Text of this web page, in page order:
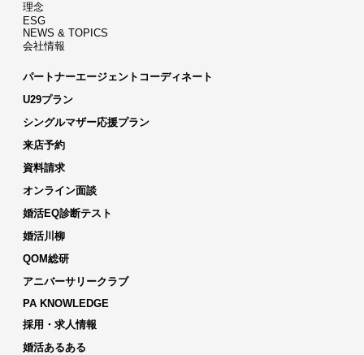
理念
ESG
NEWS & TOPICS
会社情報
パートナーエージェントコーディネート
U29プラン
シングルマザー応援プラン
来店予約
資料請求
オンライン面談
婚活EQ診断テスト
婚活川柳
QOM総研
アニバーサリークラブ
PA KNOWLEDGE
採用・求人情報
婚活あるある